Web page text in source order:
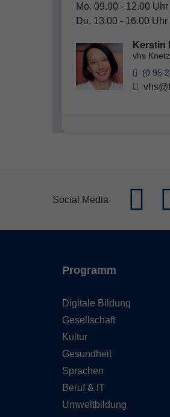
Mo. 09.00 - 12.00 Uhr
Do. 13.00 - 16.00 Uhr
Kerstin
vhs
(0 95
Social Media
Programm
Digitale Bildung
Gesellschaft
Kultur
Gesundheit
Sprachen
Beruf & IT
Umweltbildung